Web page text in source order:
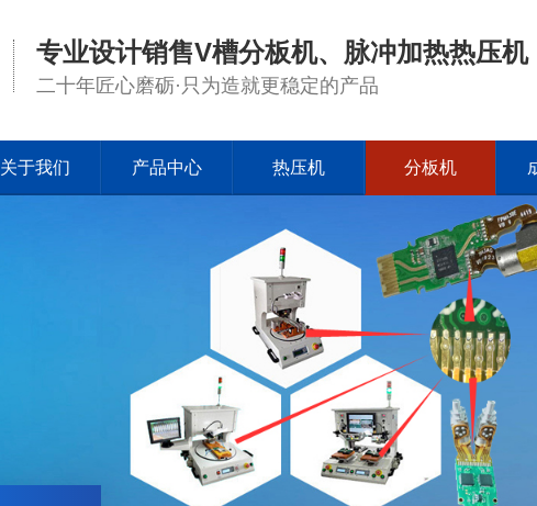
专业设计销售V槽分板机、脉冲加热热压机
二十年匠心磨砺·只为造就更稳定的产品
关于我们 产品中心 热压机 分板机